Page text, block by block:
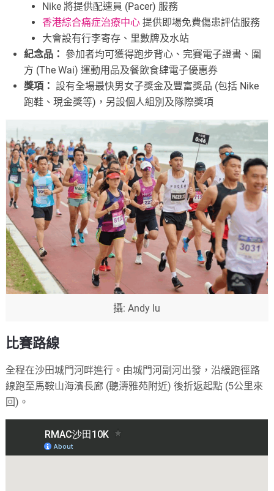
Nike 將提供配速員 (Pacer) 服務
香港綜合痛症治療中心 提供即場免費傷患評估服務
大會設有行李寄存、里數牌及水站
紀念品： 參加者均可獲得跑步背心、完賽電子證書、圍
方 (The Wai) 運動用品及餐飲食肆電子優惠券
獎項： 設有全場最快男女子獎金及豐富獎品 (包括 Nike
跑鞋、現金獎等)，另設個人組別及隊際獎項
攝: Andy lu
比賽路線
全程在沙田城門河畔進行。由城門河副河出發，沿緩跑徑路
線跑至馬鞍山海濱長廊 (聽濤雅苑附近) 後折返起點 (5公里來
回)。